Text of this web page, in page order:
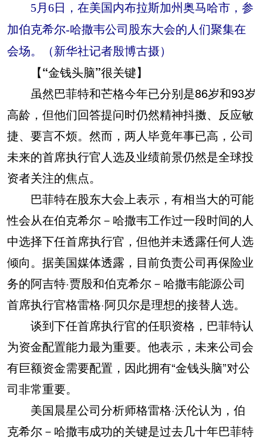
5月6日，在美国内布拉斯加州奥马哈市，参
加伯克希尔-哈撒韦公司股东大会的人们聚集在
会场。（新华社记者殷博古摄）
【“金钱头脑”很关键】
虽然巴菲特和芒格今年已分别是86岁和93岁
高龄，但他们回答提问时仍然精神抖擞、反应敏
捷、要言不烦。然而，两人毕竟年事已高，公司
未来的首席执行官人选及业绩前景仍然是全球投
资者关注的焦点。
巴菲特在股东大会上表示，有相当大的可能
性会从在伯克希尔－哈撒韦工作过一段时间的人
中选择下任首席执行官，但他并未透露任何人选
倾向。据美国媒体透露，目前负责公司再保险业
务的阿吉特·贾殷和伯克希尔－哈撒韦能源公司
首席执行官格雷格·阿贝尔是理想的接替人选。
谈到下任首席执行官的任职资格，巴菲特认
为资金配置能力最为重要。他表示，未来公司会
有巨额资金需要配置，因此拥有“金钱头脑”对公
司非常重要。
美国晨星公司分析师格雷格·沃伦认为，伯
克希尔－哈撒韦成功的关键是过去几十年巴菲特